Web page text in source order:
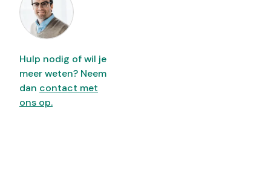
Hulp nodig of wil je
meer weten? Neem
dan contact met
ons op.